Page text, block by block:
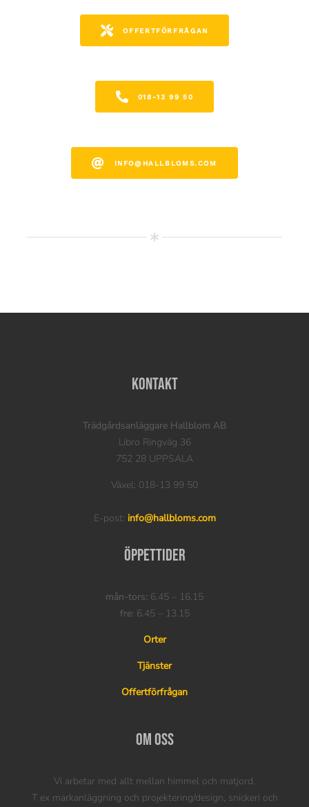
OFFERTFÖRFRÅGAN
018-13 99 50
INFO@HALLBLOMS.COM
Kontakt
Trädgårdsanläggare Hallblom AB
Libro Ringväg 36
752 28 UPPSALA
Växel: 018-13 99 50
E-post: info@hallbloms.com
Öppettider
mån-tors: 6.45 – 16.15
fre: 6.45 – 13.15
Orter
Tjänster
Offertförfrågan
Om oss
Vi arbetar med allt mellan himmel och matjord.
T ex markanläggning och projektering/design, snickeri och